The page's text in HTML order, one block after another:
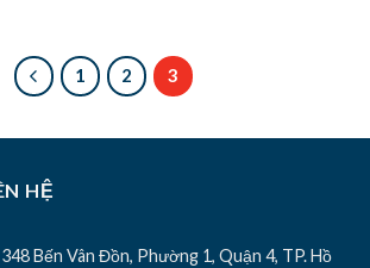
1 2 3
HỆ
Bến Vân Đồn, Phường 1, Quận 4, TP. Hồ